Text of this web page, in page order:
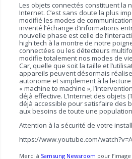
Les objets connectés constituent la
Internet. C’est sans doute la plus
modifié les modes de
inventé l’échange d’informations
nouvelle phase est celle de
high tech à la montre de notre
connectées ou les détecteurs
modifie totalement nos modes de
Car, quelle que soit la taille et
appareils peuvent désormais
autonome et simplement à la
« machine to machine »,
déjà effective. L’Internet des objets
déjà accessible pour satisfaire des
aux besoins de toute une
Attention à la sécurité de votre
https://www.youtube.com/
Merci à Samsung Newsroom pour